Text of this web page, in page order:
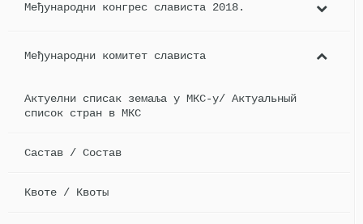
Међународни конгрес слависта 2018.
Међународни комитет слависта
Актуелни списак земаља у МКС-у/ Актуальный
список стран в МКС
Састав / Состав
Квоте / Квоты